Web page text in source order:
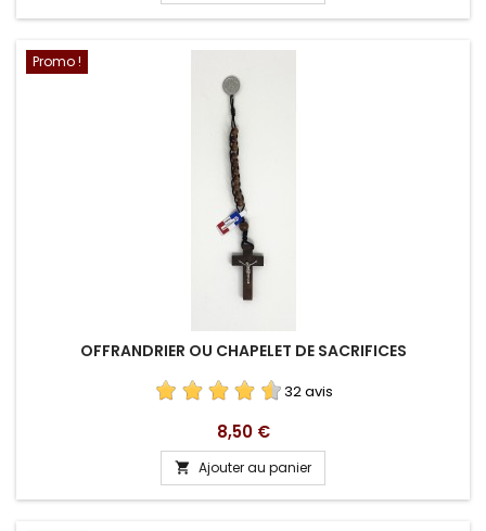
Promo !
OFFRANDRIER OU CHAPELET DE SACRIFICES
32 avis
Prix
8,50 €
 Ajouter au panier